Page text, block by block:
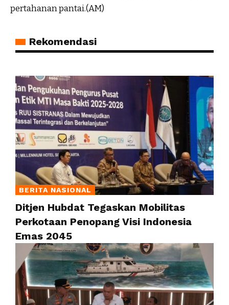
pertahanan pantai.(AM)
Rekomendasi
BERITA NASIONAL
Ditjen Hubdat Tegaskan Mobilitas
Perkotaan Penopang Visi Indonesia
Emas 2045